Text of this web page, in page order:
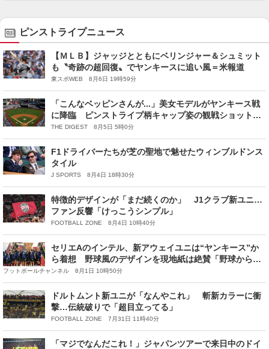
ピンストライプニュース
【ＭＬＢ】ジャッジとともにベリンジャー＆シュミット
も〝奇跡の超回復〟でヤンキースに追い風＝米報道
東スポWEB 8月6日 19時59分
「こんなベッピンさんが...」美女モデルがヤンキース戦
に降臨 ピンストライプ柄キャップ姿の観戦ショットに
視線集中「超かわいい！」
THE DIGEST 8月5日 5時0分
F1ドライバーたちが芝の聖地で魅せたウィンブルドンス
タイル
J SPORTS 8月4日 18時30分
特徴的デザインが「まだ続くのか」 J1クラブ新ユニ…
ファン反響「けっこうシンプル」
FOOTBALL ZONE 8月4日 10時40分
セリエAのインテル、新アウェイユニは“ヤンキース”か
ら着想 野球風のデザインを現地紙は絶賛「野球からの
影響は明らか」
フットボールチャンネル 8月1日 10時50分
ドルトムント新ユニが「なんやこれ」 斬新カラーに衝
撃…伝統破りで「超目立ってる」
FOOTBALL ZONE 7月31日 11時40分
「マジでなんだこれ！」ジャパンツアーで来日中のドイ